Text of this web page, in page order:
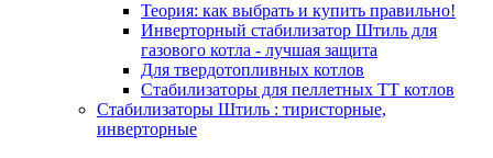
Теория: как выбрать и купить правильно!
Инверторный стабилизатор Штиль для
газового котла - лучшая защита
Для твердотопливных котлов
Стабилизаторы для пеллетных ТТ котлов
Стабилизаторы Штиль : тиристорные,
инверторные